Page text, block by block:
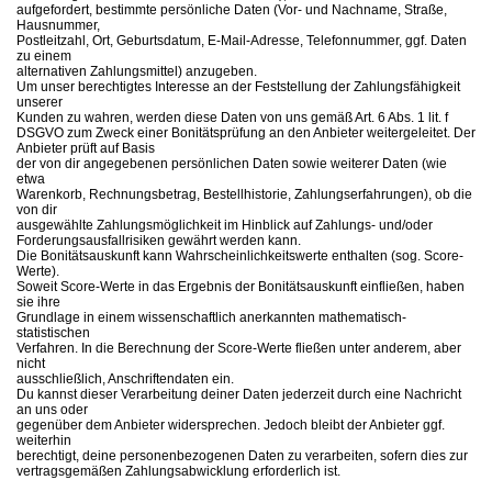
aufgefordert, bestimmte persönliche Daten (Vor- und Nachname, Straße,
Hausnummer,
Postleitzahl, Ort, Geburtsdatum, E-Mail-Adresse, Telefonnummer, ggf. Daten
zu einem
alternativen Zahlungsmittel) anzugeben.
Um unser berechtigtes Interesse an der Feststellung der Zahlungsfähigkeit
unserer
Kunden zu wahren, werden diese Daten von uns gemäß Art. 6 Abs. 1 lit. f
DSGVO zum Zweck einer Bonitätsprüfung an den Anbieter weitergeleitet. Der
Anbieter prüft auf Basis
der von dir angegebenen persönlichen Daten sowie weiterer Daten (wie
etwa
Warenkorb, Rechnungsbetrag, Bestellhistorie, Zahlungserfahrungen), ob die
von dir
ausgewählte Zahlungsmöglichkeit im Hinblick auf Zahlungs- und/oder
Forderungsausfallrisiken gewährt werden kann.
Die Bonitätsauskunft kann Wahrscheinlichkeitswerte enthalten (sog. Score-
Werte).
Soweit Score-Werte in das Ergebnis der Bonitätsauskunft einfließen, haben
sie ihre
Grundlage in einem wissenschaftlich anerkannten mathematisch-
statistischen
Verfahren. In die Berechnung der Score-Werte fließen unter anderem, aber
nicht
ausschließlich, Anschriftendaten ein.
Du kannst dieser Verarbeitung deiner Daten jederzeit durch eine Nachricht
an uns oder
gegenüber dem Anbieter widersprechen. Jedoch bleibt der Anbieter ggf.
weiterhin
berechtigt, deine personenbezogenen Daten zu verarbeiten, sofern dies zur
vertragsgemäßen Zahlungsabwicklung erforderlich ist.